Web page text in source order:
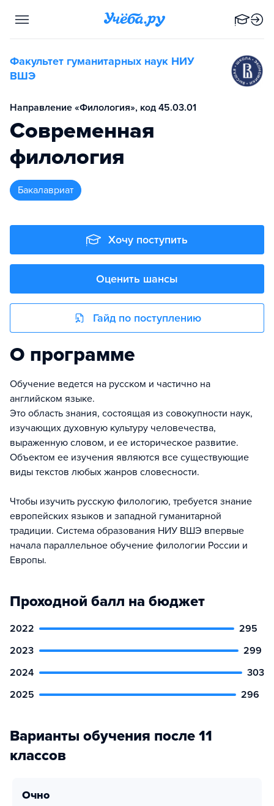
Факультет гуманитарных наук НИУ
ВШЭ
Направление «Филология», код 45.03.01
Современная
филология
бакалавриат
Хочу поступить
Оценить шансы
Гайд по поступлению
О программе
Обучение ведется на русском и частично на
английском языке.
Это область знания, состоящая из совокупности наук,
изучающих духовную культуру человечества,
выраженную словом, и ее историческое развитие.
Объектом ее изучения являются все существующие
виды текстов любых жанров словесности.
Чтобы изучить русскую филологию, требуется знание
европейских языков и западной гуманитарной
традиции. Система образования НИУ ВШЭ впервые
начала параллельное обучение филологии России и
Европы.
Проходной балл на бюджет
2022
295
2023
299
2024
303
2025
296
Варианты обучения после 11
классов
очно